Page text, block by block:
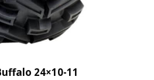
24×10-11